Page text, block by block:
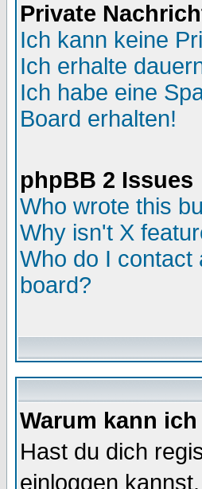
Private
Ich kann keine
Ich erhalte
Ich habe eine
Board erhalten!
phpBB 2 Issues
Who wrote this
Why isn't X
Who do I contact
board?
Warum kann
Hast du dich
einloggen